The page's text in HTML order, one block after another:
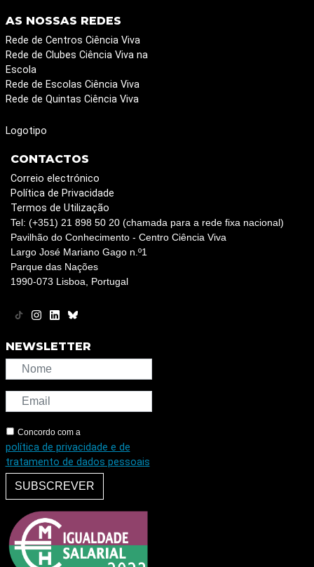
AS NOSSAS REDES
Rede de Centros Ciência Viva
Rede de Clubes Ciência Viva na
Escola
Rede de Escolas Ciência Viva
Rede de Quintas Ciência Viva
Logotipo
CONTACTOS
Correio electrónico
Política de Privacidade
Termos de Utilização
Tel: (+351) 21 898 50 20 (chamada para a rede fixa nacional)
Pavilhão do Conhecimento - Centro Ciência Viva
Largo José Mariano Gago n.º1
Parque das Nações
1990-073 Lisboa, Portugal
NEWSLETTER
Concordo com a
política de privacidade e de
tratamento de dados pessoais
SUBSCREVER